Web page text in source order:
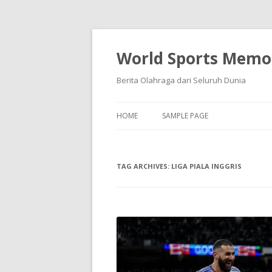
World Sports
Berita Olahraga dari Seluruh Dunia
HOME SAMPLE PAGE
TAG ARCHIVES: LIGA PIALA INGGRIS